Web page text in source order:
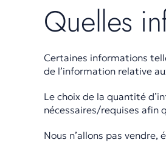
Quelles
Certaines informations
de l’information relative
Le choix de la quantité
nécessaires/requises afin
Nous n’allons pas